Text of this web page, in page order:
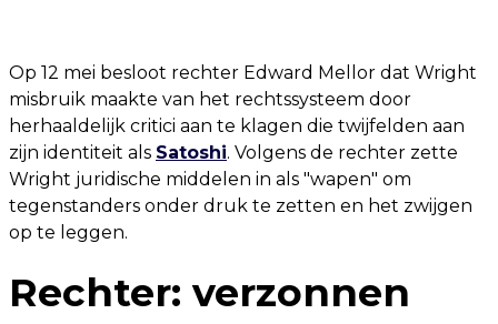
Op 12 mei besloot rechter Edward Mellor dat Wright
misbruik maakte van het rechtssysteem door
herhaaldelijk critici aan te klagen die twijfelden aan
zijn identiteit als Satoshi. Volgens de rechter zette
Wright juridische middelen in als "wapen" om
tegenstanders onder druk te zetten en het zwijgen
op te leggen.
Rechter: verzonnen